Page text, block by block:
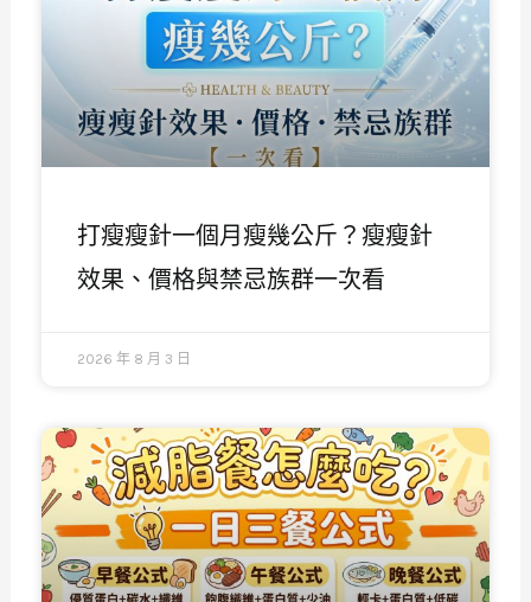
打瘦瘦針一個月瘦幾公斤？瘦瘦針
效果、價格與禁忌族群一次看
2026 年 8 月 3 日